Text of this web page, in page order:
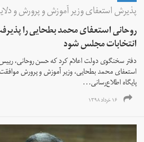
پذیرش استعفای وزیر آموزش و پرورش و
روحانی استعفای محمد بطحایی را
انتخابات مجلس شود
دفتر سخنگوی دولت اعلام کرد که حسن روحانی،
استعفای محمد بطحایی، وزیر آموزش و پرورش
پایگاه اطلاع‌رسانی...
۱۶ خرداد ۱۳۹۸